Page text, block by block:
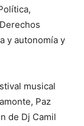
y autonomía y
musical
Paz
de Dj Camil